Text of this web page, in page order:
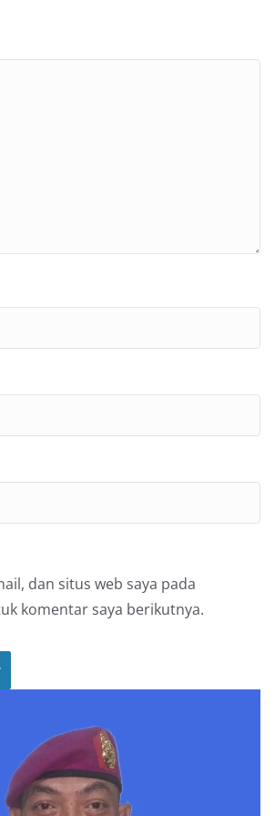
dan situs web saya pada
komentar saya berikutnya.